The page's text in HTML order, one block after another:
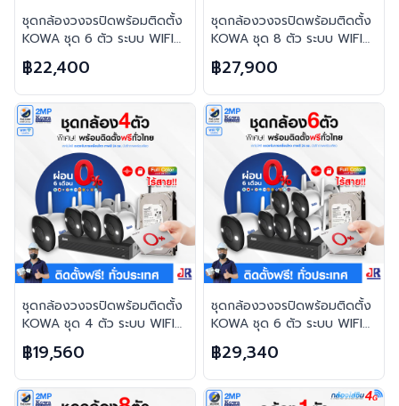
ชุดกล้องวงจรปิดพร้อมติดตั้ง
KOWA ชุด 6 ตัว ระบบ WIFI
2ล้านพิกเซล บันทึกภาพพร้อม
เสียง
฿22,400
ชุดกล้องวงจรปิดพร้อมติดตั้ง
KOWA ชุด 8 ตัว ระบบ WIFI
2ล้านพิกเซล บันทึกภาพพร้อม
เสียง
฿27,900
ชุดกล้องวงจรปิดพร้อมติดตั้ง
KOWA ชุด 4 ตัว ระบบ WIFI
2ล้านพิกเซล ภาพสี 24 ชม.
บันทึกภาพพร้อมเสียง
฿19,560
ชุดกล้องวงจรปิดพร้อมติดตั้ง
KOWA ชุด 6 ตัว ระบบ WIFI
2ล้านพิกเซล ภาพสี 24 ชม.
บันทึกภาพพร้อมเสียง
฿29,340